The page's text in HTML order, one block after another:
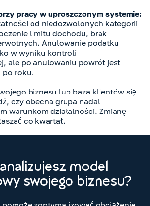
pracy w uproszczonym systemie:
od niedozwolonych kategorii
limitu dochodu, brak
Anulowanie podatku
w wyniku kontroli
ale po anulowaniu powrót jest
po roku.
biznesu lub baza klientów się
czy obecna grupa nadal
warunkom działalności. Zmianę
co kwartał.
model
swojego biznesu?